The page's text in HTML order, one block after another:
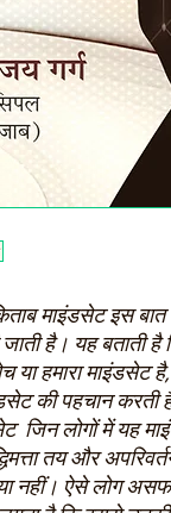
माइंडसेट इस
है। यह बताती
या हमारा माइंडसेट
की पहचान करती
जिन लोगों में यह
तय और
नहीं। ऐसे लोग